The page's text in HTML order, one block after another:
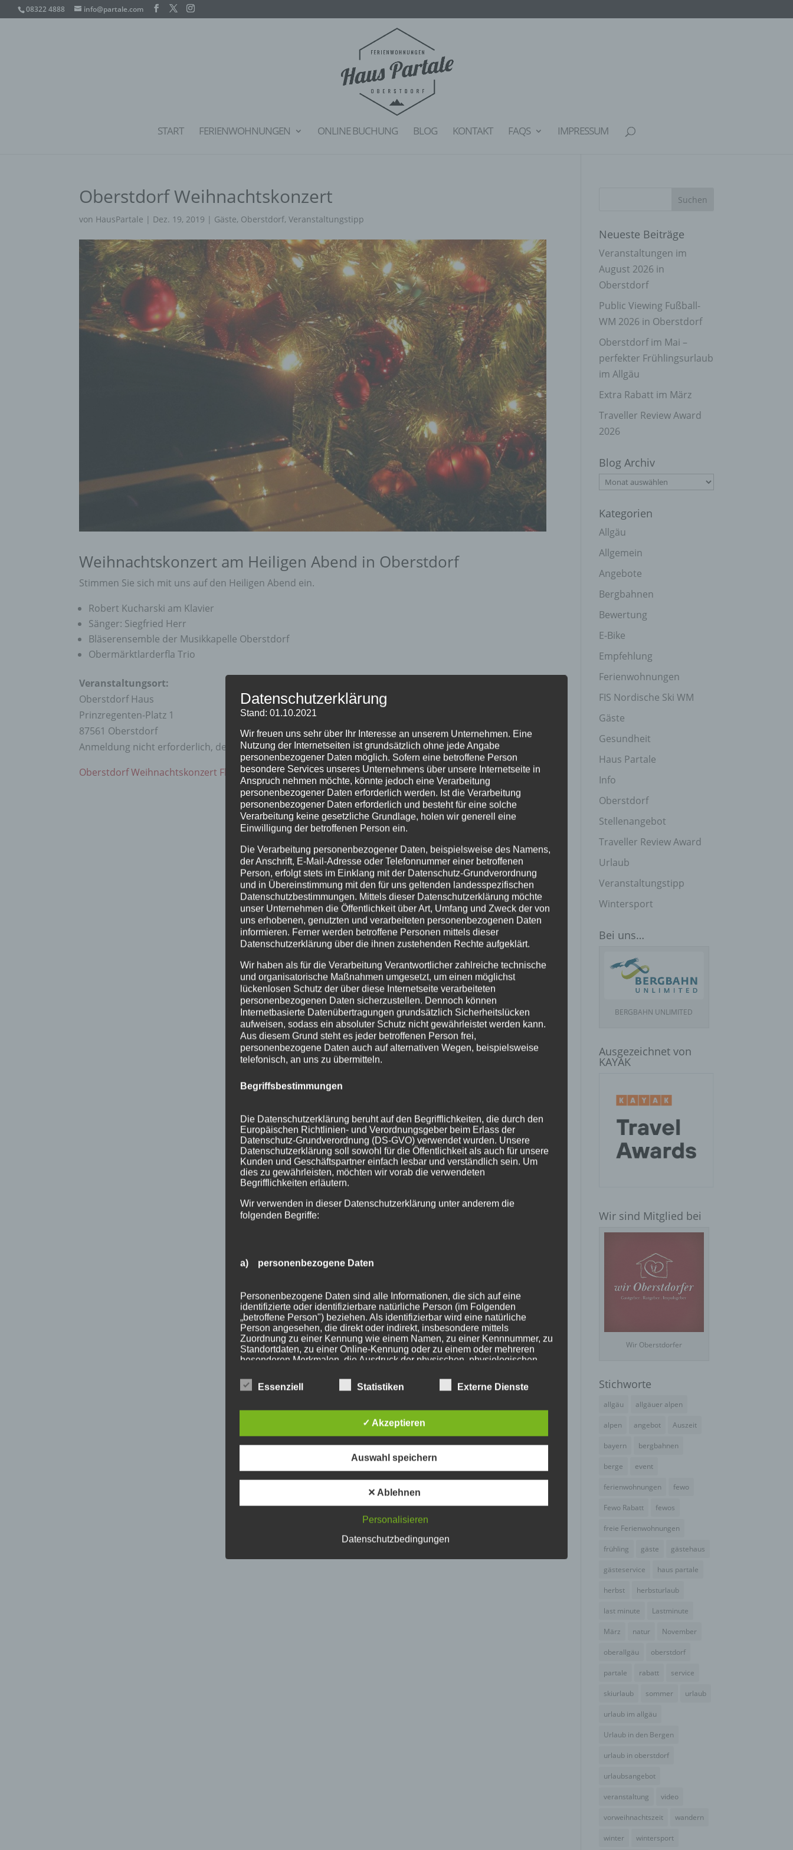
08322 4888 info@partale.com
START FERIENWOHNUNGEN ONLINE BUCHUNG BLOG KONTAKT FAQS IMPRESSUM
Oberstdorf Weihnachtskonzert
von HausPartale | Dez. 19, 2019 | Gäste, Oberstdorf,Veranstaltungstipp
Weihnachtskonzert am Heiligen Abend in Oberstdorf
Stimmen Sie sich mit uns auf den Heiligen Abend ein.
Robert Kucharski am Klavier
Sänger: Siegfried Herr
Bläserensemble der Musikkapelle Oberstdorf
Obermärktlarderfla Trio
Veranstaltungsort:
Oberstdorf Haus
Prinzregenten-Platz 1
87561 Oberstdorf
Anmeldung nicht erforderlich, der Eintritt ist frei…
Oberstdorf Weihnachtskonzert Flyer als PDF Download
Neueste Beiträge
Veranstaltungen im
August 2026 in
Oberstdorf
Public Viewing Fußball-
WM 2026 in Oberstdorf
Oberstdorf im Mai –
perfekter Frühlingsurlaub
im Allgäu
Extra Rabatt im März
Traveller Review Award
2026
Blog Archiv
Blog
Kategorien
Allgäu
Allgemein
Angebote
Bergbahnen
Bewertung
E-Bike
Empfehlung
Ferienwohnungen
FIS Nordische Ski WM
Gäste
Gesundheit
Haus Partale
Info
Oberstdorf
Stellenangebot
Traveller Review Award
Urlaub
Veranstaltungstipp
Wintersport
Bei uns…
BERGBAHN UNLIMITED
Ausgezeichnet von
KAYAK
Wir sind Mitglied bei
Wir Oberstdorfer
Stichworte
allgäu allgäuer alpen
alpen angebot Auszeit
bayern bergbahnen
berge event
ferienwohnungen fewo
Fewo Rabatt fewos
freie Ferienwohnungen
frühling gäste gästehaus
gästeservice haus partale
herbst herbsturlaub
last minute Lastminute
März natur November
oberallgäu oberstdorf
partale rabatt service
skiurlaub sommer urlaub
urlaub im allgäu
Urlaub in den Bergen
urlaub in oberstdorf
urlaubsangebot
veranstaltung video
vorweihnachtszeit wandern
winter wintersport
Datenschutzerklärung
Stand: 01.10.2021
Wir freuen uns sehr über Ihr Interesse an unserem Unternehmen. Eine
Nutzung der Internetseiten ist grundsätzlich ohne jede Angabe
personenbezogener Daten möglich. Sofern eine betroffene Person
besondere Services unseres Unternehmens über unsere Internetseite in
Anspruch nehmen möchte, könnte jedoch eine Verarbeitung
personenbezogener Daten erforderlich werden. Ist die Verarbeitung
personenbezogener Daten erforderlich und besteht für eine solche
Verarbeitung keine gesetzliche Grundlage, holen wir generell eine
Einwilligung der betroffenen Person ein.
Die Verarbeitung personenbezogener Daten, beispielsweise des Namens,
der Anschrift, E-Mail-Adresse oder Telefonnummer einer betroffenen
Person, erfolgt stets im Einklang mit der Datenschutz-Grundverordnung
und in Übereinstimmung mit den für uns geltenden landesspezifischen
Datenschutzbestimmungen. Mittels dieser Datenschutzerklärung möchte
unser Unternehmen die Öffentlichkeit über Art, Umfang und Zweck der von
uns erhobenen, genutzten und verarbeiteten personenbezogenen Daten
informieren. Ferner werden betroffene Personen mittels dieser
Datenschutzerklärung über die ihnen zustehenden Rechte aufgeklärt.
Wir haben als für die Verarbeitung Verantwortlicher zahlreiche technische
und organisatorische Maßnahmen umgesetzt, um einen möglichst
lückenlosen Schutz der über diese Internetseite verarbeiteten
personenbezogenen Daten sicherzustellen. Dennoch können
Internetbasierte Datenübertragungen grundsätzlich Sicherheitslücken
aufweisen, sodass ein absoluter Schutz nicht gewährleistet werden kann.
Aus diesem Grund steht es jeder betroffenen Person frei,
personenbezogene Daten auch auf alternativen Wegen, beispielsweise
telefonisch, an uns zu übermitteln.
Begriffsbestimmungen
Die Datenschutzerklärung beruht auf den Begrifflichkeiten, die durch den
Europäischen Richtlinien- und Verordnungsgeber beim Erlass der
Datenschutz-Grundverordnung (DS-GVO) verwendet wurden. Unsere
Datenschutzerklärung soll sowohl für die Öffentlichkeit als auch für unsere
Kunden und Geschäftspartner einfach lesbar und verständlich sein. Um
dies zu gewährleisten, möchten wir vorab die verwendeten
Begrifflichkeiten erläutern.
Wir verwenden in dieser Datenschutzerklärung unter anderem die
folgenden Begriffe:
a) personenbezogene Daten
Personenbezogene Daten sind alle Informationen, die sich auf eine
identifizierte oder identifizierbare natürliche Person (im Folgenden
„betroffene Person") beziehen. Als identifizierbar wird eine natürliche
Person angesehen, die direkt oder indirekt, insbesondere mittels
Zuordnung zu einer Kennung wie einem Namen, zu einer Kennnummer, zu
Standortdaten, zu einer Online-Kennung oder zu einem oder mehreren
besonderen Merkmalen, die Ausdruck der physischen, physiologischen,
Identität dieser natürlichen Person sind, identifiziert werden kann.
Betroffene Person ist jede identifizierte oder identifizierbare natürliche
Person, deren personenbezogene Daten von dem für die Verarbeitung
Verantwortlichen verarbeitet werden.
Verarbeitung ist jeder mit oder ohne Hilfe automatisierter Verfahren
Essenziell Statistiken Externe Dienste
✓ Akzeptieren
Auswahl speichern
✕ Ablehnen
Personalisieren
Datenschutzbedingungen